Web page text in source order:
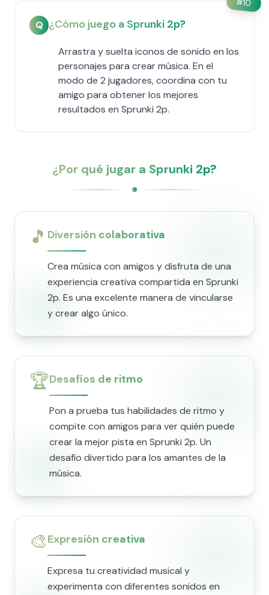
10
Q ¿Cómo juego a Sprunki 2p?
Arrastra y suelta iconos de sonido en los
personajes para crear música. En el
modo de 2 jugadores, coordina con tu
amigo para obtener los mejores
resultados en Sprunki 2p.
¿Por qué jugar a Sprunki 2p?
🎵 Diversión colaborativa
Crea música con amigos y disfruta de una
experiencia creativa compartida en Sprunki
2p. Es una excelente manera de vincularse
y crear algo único.
🏆Desafíos de ritmo
Pon a prueba tus habilidades de ritmo y
compite con amigos para ver quién puede
crear la mejor pista en Sprunki 2p. Un
desafío divertido para los amantes de la
música.
🎨Expresión creativa
Expresa tu creatividad musical y
experimenta con diferentes sonidos en